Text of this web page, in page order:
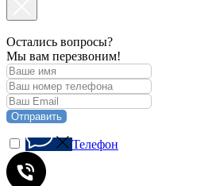
Остались вопросы?
Мы вам перезвоним!
Отправить
Телефон